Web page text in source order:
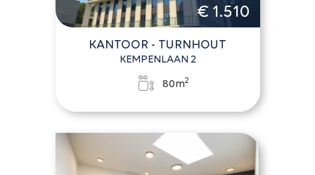
€ 1.510
KANTOOR - TURNHOUT
KEMPENLAAN 2
80m2